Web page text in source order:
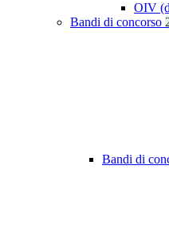
OIV
Bandi di concorso
Bandi di